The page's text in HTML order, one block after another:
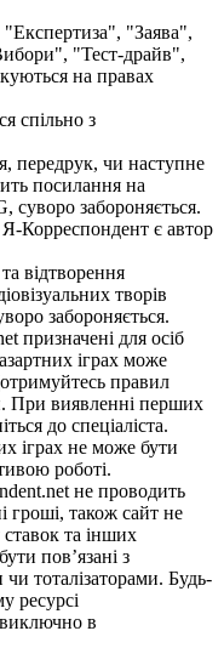
"Заява",
"Тест-драйв",
на правах
спільно з
передрук, чи наступне
посилання на
суворо забороняється.
Я-Корреспондент є автор
відтворення
творів
забороняється.
призначені для осіб
іграх може
правил
При виявленні перших
до спеціаліста.
іграх не може бути
роботі.
не проводить
гроші, також сайт не
та інших
пов’язані з
тоталізаторами. Будь-
ресурсі
в